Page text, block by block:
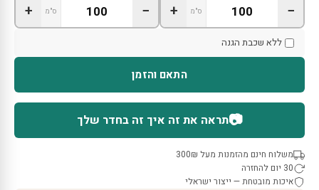
− ס"מ +
− ס"מ +
ללא שכבת הגנה
התאם והזמן
📷תראה את זה איך זה בחדר שלך
משלוח חינם מהזמנות מעל 300₪
30 יום להחזרה
איכות מובטחת — ייצור ישראלי